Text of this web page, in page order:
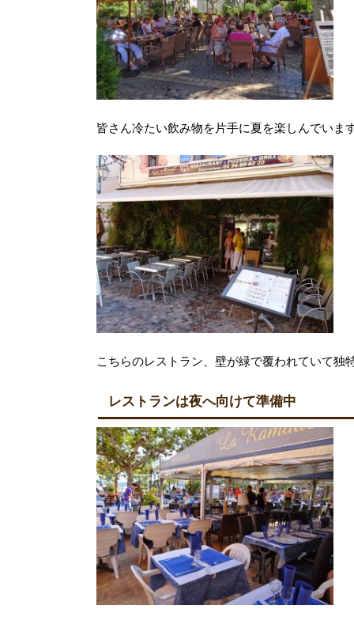
皆さん冷たい飲み物を片手に夏を楽しんでいます
こちらのレストラン、壁が緑で覆われていて独
レストランは夜へ向けて準備中